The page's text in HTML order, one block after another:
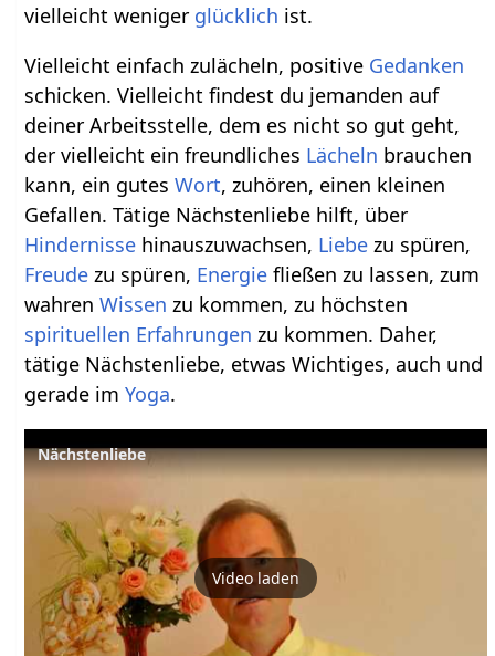
vielleicht weniger glücklich ist.
Vielleicht einfach zulächeln, positive Gedanken
schicken. Vielleicht findest du jemanden auf
deiner Arbeitsstelle, dem es nicht so gut geht,
der vielleicht ein freundliches Lächeln brauchen
kann, ein gutesWort, zuhören, einen kleinen
Gefallen. Tätige Nächstenliebe hilft, über
Hindernisse hinauszuwachsen, Liebe zu spüren,
Freude zu spüren, Energie fließen zu lassen, zum
wahrenWissen zu kommen, zu höchsten
spirituellen Erfahrungen zu kommen. Daher,
tätige Nächstenliebe, etwas Wichtiges, auch und
gerade imYoga.
Nächstenliebe
Video laden